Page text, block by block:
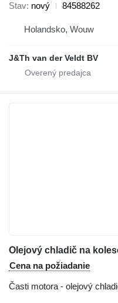
Stav nový 84588262
Holandsko, Wouw
J&Th van der Veldt BV
Olejový chladič na
Cena na požiadanie
Časti motora - olejový